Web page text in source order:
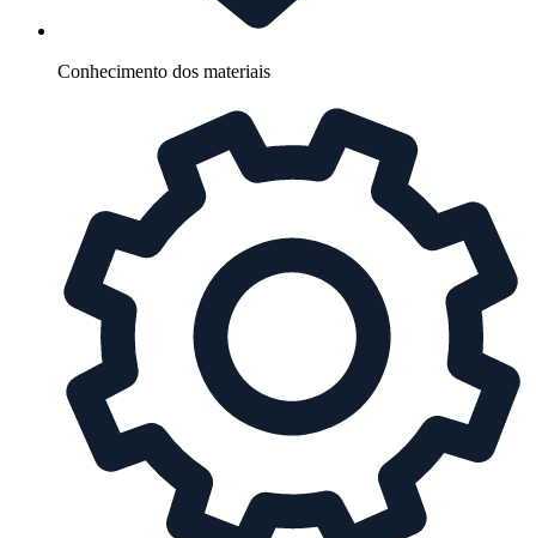
Conhecimento dos materiais